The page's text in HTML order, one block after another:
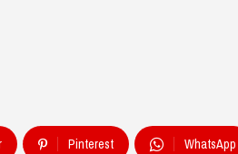
Pinterest WhatsApp